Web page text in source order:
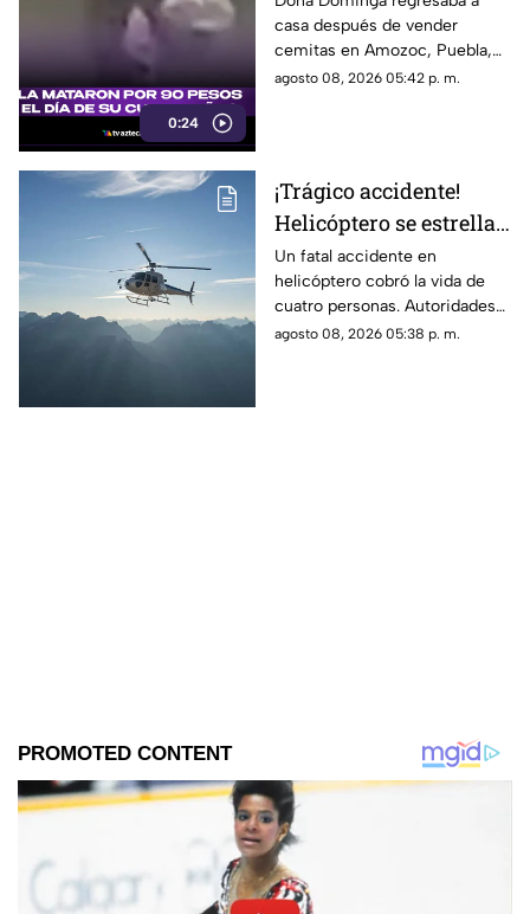
0:24
caso de Doña Dominga
casa después de vender
cemitas en Amozoc, Puebla,
cuando presuntamente un
agosto 08, 2026 05:42 p. m.
¡Trágico accidente!
Helicóptero se estrella
en zona boscosa y
mueren cuatro
personas
Un fatal accidente en
helicóptero cobró la vida de
cuatro personas. Autoridades
confirmaron que la aeronave
agosto 08, 2026 05:38 p. m.